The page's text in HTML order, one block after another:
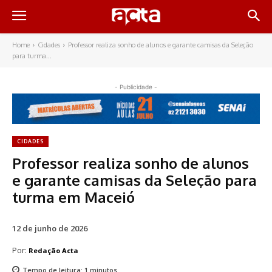
Home Cidades
Professor realiza sonho de alunos e garante camisas da Seleção
para turma...
- Publicidade -
CIDADES
Professor realiza sonho de alunos
e garante camisas da Seleção para
turma em Maceió
12 de junho de 2026
Por: Redação Acta
Tempo de leitura: 1 minutos